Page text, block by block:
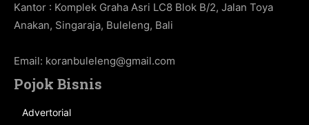
Kantor : Komplek Graha Asri LC8 Blok B/2, Jalan Toya
Anakan, Singaraja, Buleleng, Bali
Email: koranbuleleng@gmail.com
Pojok Bisnis
Advertorial